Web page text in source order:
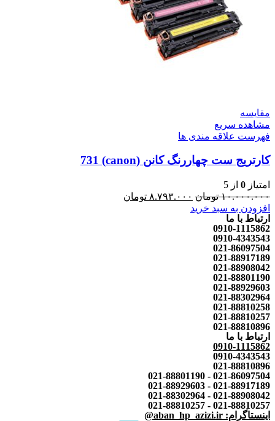
مقایسه
مشاهده سریع
فهرست علاقه مندی ها
کارتریج ست چهاررنگ کانن (canon) 731
امتیاز 0 از 5
۱۰.۰۰۰.۰۰۰ تومان ۸.۷۹۳.۰۰۰ تومان
افزودن به سبد خرید
ارتباط با ما
0910-1115862
0910-4343543
021-86097504
021-88917189
021-88908042
021-88801190
021-88929603
021-88302964
021-88810258
021-88810257
021-88810896
ارتباط با ما
0910-1115862
0910-4343543
021-88810896
021-86097504 - 021-88801190
021-88917189 - 021-88929603
021-88908042 - 021-88302964
021-88810257 - 021-88810257
اینستاگرام: aban_hp_azizi.ir@